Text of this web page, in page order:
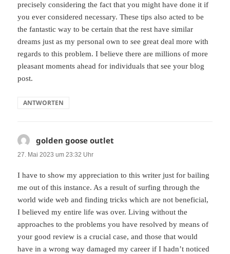
precisely considering the fact that you might have done it if
you ever considered necessary. These tips also acted to be
the fantastic way to be certain that the rest have similar
dreams just as my personal own to see great deal more with
regards to this problem. I believe there are millions of more
pleasant moments ahead for individuals that see your blog
post.
ANTWORTEN
golden goose outlet
27. Mai 2023 um 23:32 Uhr
I have to show my appreciation to this writer just for bailing
me out of this instance. As a result of surfing through the
world wide web and finding tricks which are not beneficial,
I believed my entire life was over. Living without the
approaches to the problems you have resolved by means of
your good review is a crucial case, and those that would
have in a wrong way damaged my career if I hadn’t noticed